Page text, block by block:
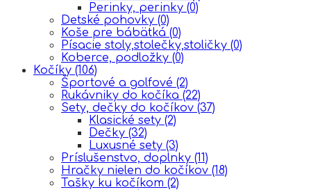
Perinky, perinky (0)
Detské pohovky (0)
Koše pre bábätká (0)
Písacie stoly,stolečky,stoličky (0)
Koberce, podložky (0)
Kočíky (106)
Športové a golfové (2)
Rukávniky do kočíka (22)
Sety, dečky do kočíkov (37)
Klasické sety (2)
Dečky (32)
Luxusné sety (3)
Príslušenstvo, doplnky (11)
Hračky nielen do kočíkov (18)
Tašky ku kočíkom (2)